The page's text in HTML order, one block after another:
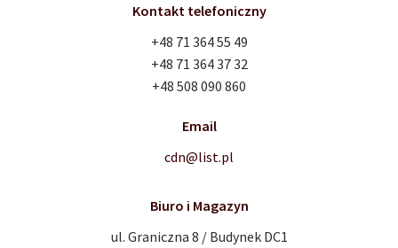
Biuro i Magazyn
ul. Graniczna 8 / Budynek DC1
Kontakt telefoniczny
+48 71 364 55 49
+48 71 364 37 32
+48 508 090 860
Email
cdn@list.pl